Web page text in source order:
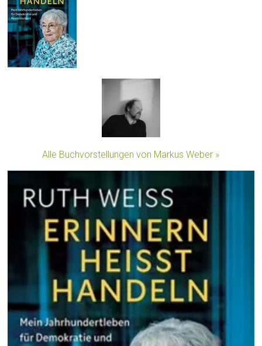
Alle Buchvorstellungen von Markus Weber »